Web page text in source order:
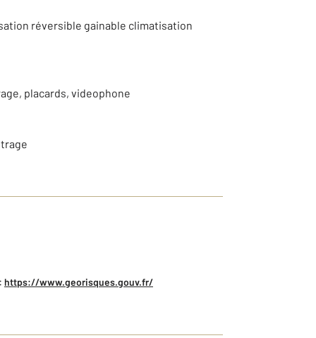
réversible gainable climatisation
placards, videophone
https://www.georisques.gouv.fr/